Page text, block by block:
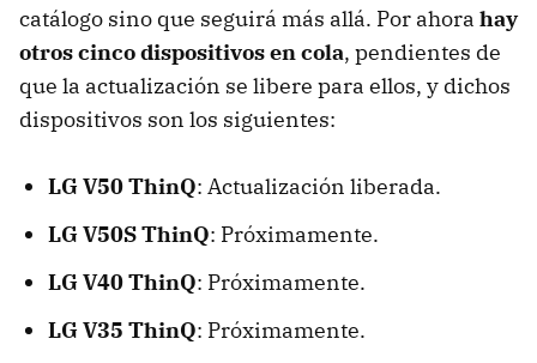
catálogo sino que seguirá más allá. Por ahora hay
otros cinco dispositivos en cola, pendientes de
que la actualización se libere para ellos, y dichos
dispositivos son los siguientes:
LG V50 ThinQ: Actualización liberada.
LG V50S ThinQ: Próximamente.
LG V40 ThinQ: Próximamente.
LG V35 ThinQ: Próximamente.